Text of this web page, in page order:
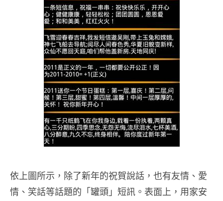
依上圖所示，除了新年的祝賀說話，也有友情、愛
情、 笑話等話題的「罐頭」短訊。表面上，用家安